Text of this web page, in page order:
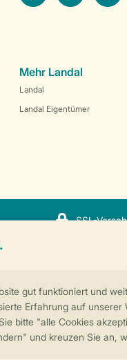
und Einstellungen
SSL-
Mehr Landal
Landal
Landal Eigentümer